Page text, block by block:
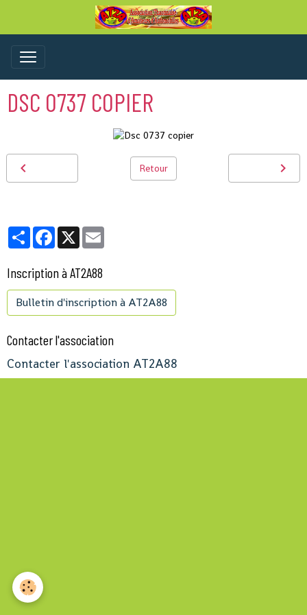
DSC 0737 COPIER
Retour
PartagerFacebook
X
Inscription à AT2A88
Bulletin d'inscription à AT2A88
Contacter l'association
Contacter l'association AT2A88